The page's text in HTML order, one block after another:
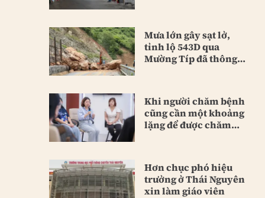
Mưa lớn gây sạt lở,
tỉnh lộ 543D qua
Mường Típ đã thông
Khi người chăm bệnh
cũng cần một khoảng
lặng để được chăm
Hơn chục phó hiệu
trưởng ở Thái Nguyên
xin làm giáo viên